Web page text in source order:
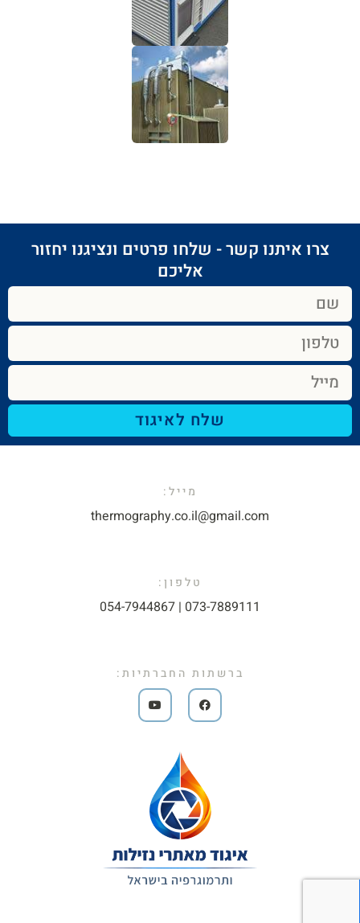
צרו איתנו קשר - שלחו פרטים ונציגנו יחזור
אליכם​
שלח לאיגוד
מייל:​
thermography.co.il@gmail.com​
טלפון:
073-7889111 | 054-7944867​
ברשתות החברתיות: